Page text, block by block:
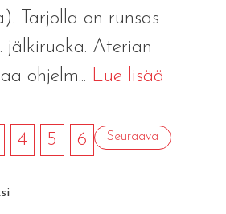
Tarjolla on runsas
jälkiruoka. Aterian
ohjelm... Lue lisää
4 5 6 Seuraava